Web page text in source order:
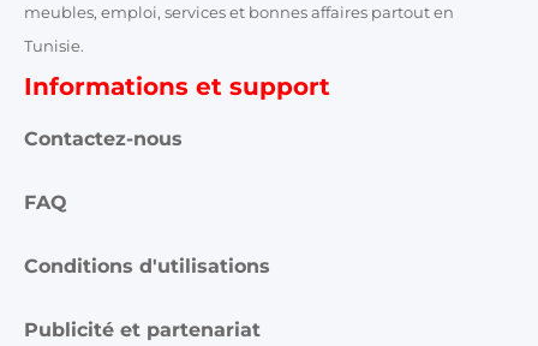
meubles, emploi, services et bonnes affaires partout en
Tunisie.
Informations et support
Contactez-nous
FAQ
Conditions d'utilisations
Publicité et partenariat